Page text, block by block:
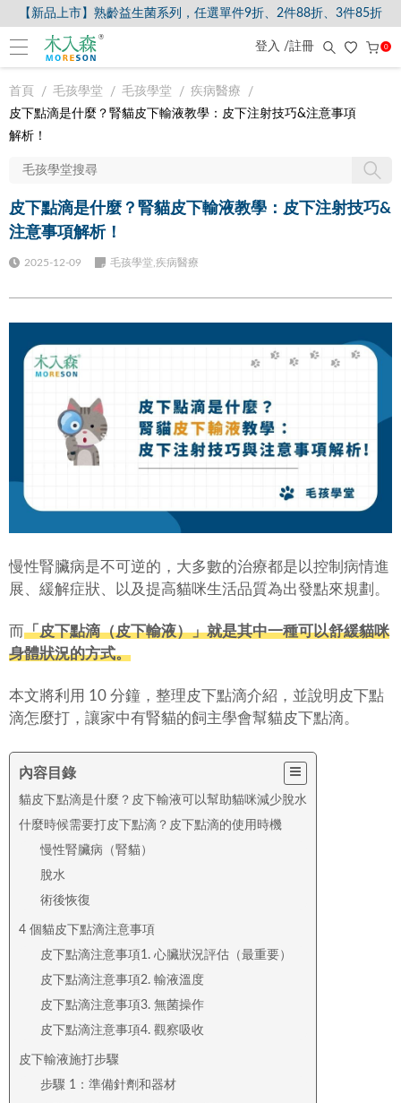
【新品上市】熟齡益生菌系列，任選單件9折、2件88折、3件85折
登入 /註冊 0
首頁 毛孩學堂 毛孩學堂
疾病醫療
皮下點滴是什麼？腎貓皮下輸液教學：皮下注射技巧&注意事項
解析！
皮下點滴是什麼？腎貓皮下輸液教學：皮下注射技巧&
注意事項解析！
2025-12-09 毛孩學堂,疾病醫療
慢性腎臟病是不可逆的，大多數的治療都是以控制病情進
展、緩解症狀、以及提高貓咪生活品質為出發點來規劃。
而「皮下點滴（皮下輸液）」就是其中一種可以舒緩貓咪
身體狀況的方式。
本文將利用 10 分鐘，整理皮下點滴介紹，並說明皮下點
滴怎麼打，讓家中有腎貓的飼主學會幫貓皮下點滴。
內容目錄
貓皮下點滴是什麼？皮下輸液可以幫助貓咪減少脫水
什麼時候需要打皮下點滴？皮下點滴的使用時機
慢性腎臟病（腎貓）
脫水
術後恢復
4 個貓皮下點滴注意事項
皮下點滴注意事項1. 心臟狀況評估（最重要）
皮下點滴注意事項2. 輸液溫度
皮下點滴注意事項3. 無菌操作
皮下點滴注意事項4. 觀察吸收
皮下輸液施打步驟
步驟 1：準備針劑和器材